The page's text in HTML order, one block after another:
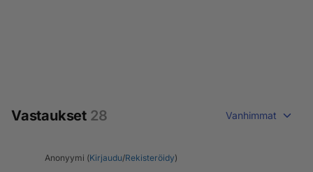
Vastaukset 28 Vanhimmat
Anonyymi (Kirjaudu/Rekisteröidy)